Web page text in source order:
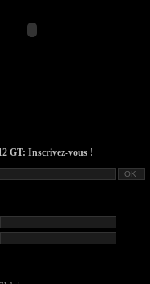
GT: Inscrivez-vous !